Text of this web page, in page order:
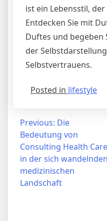
ist ein Lebensstil,
Entdecken Sie mit
Duftes und begeben
der
Selbstvertrauens.
Posted in lifestyle
Post
navigation
Previous: Die
Bedeutung von
Consulting Health Care
in der sich wandelnden
medizinischen
Landschaft